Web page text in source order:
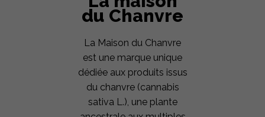
du Chanvre
La Maison du Chanvre
est une marque unique
dédiée aux produits issus
du chanvre (cannabis
sativa L.), une plante